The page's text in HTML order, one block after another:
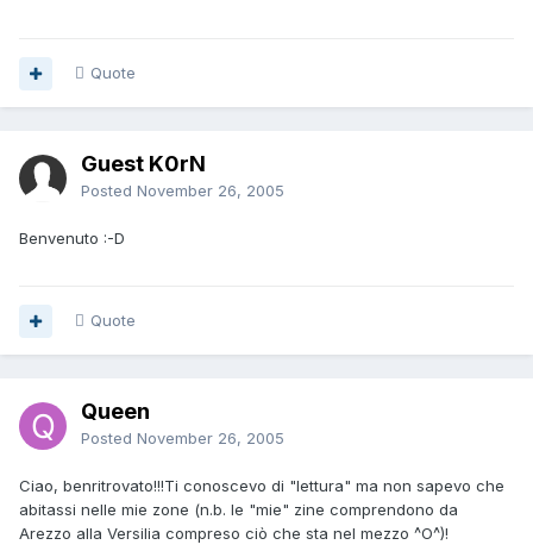
Quote
Guest K0rN
Posted November 26, 2005
Benvenuto :-D
Quote
Queen
Posted November 26, 2005
Ciao, benritrovato!!!Ti conoscevo di "lettura" ma non sapevo che
abitassi nelle mie zone (n.b. le "mie" zine comprendono da
Arezzo alla Versilia compreso ciò che sta nel mezzo ^O^)!